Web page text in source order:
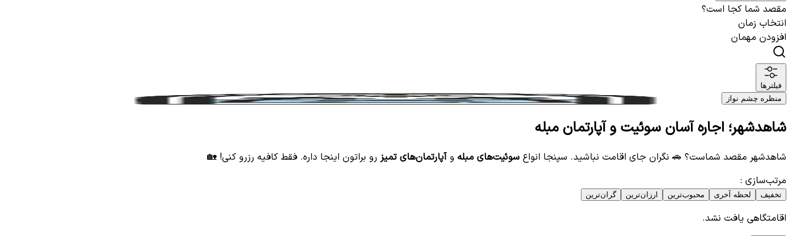
مقصد شما کجا است؟
انتخاب زمان
افزودن مهمان
فیلترها
منظره چشم نواز
شاهدشهر؛ اجاره آسان سوئیت و آپارتمان مبله
شاهدشهر مقصد شماست؟ 🚗 نگران جای اقامت نباشید. سپنجا انواع سوئیت‌های مبله وآپارتمان‌های تمیز رو براتون اینجا داره. فقط کافیه رزرو کنی! 🏡
مرتب‌سازی :
تخفیف لحظه آخری محبوب‌ترین ارزان‌ترین گران‌ترین
اقامتگاهی یافت نشد.